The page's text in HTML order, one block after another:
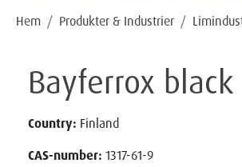
Hem Produkter & Industrier
Bayferrox black
Country: Finland
CAS-number: 1317-61-9